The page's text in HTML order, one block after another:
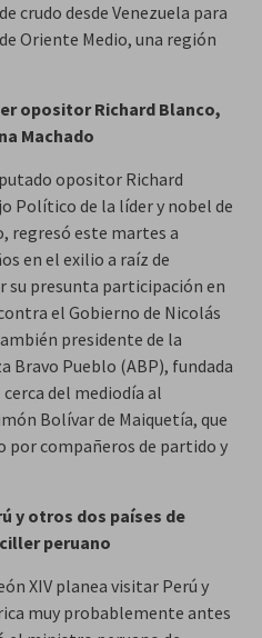
crudo desde Venezuela para
Oriente Medio, una región
opositor Richard Blanco,
Machado
opositor Richard
Político de la líder y nobel de
regresó este martes a
en el exilio a raíz de
su presunta participación en
el Gobierno de Nicolás
presidente de la
Pueblo (ABP), fundada
del mediodía al
Bolívar de Maiquetía, que
por compañeros de partido y
y otros dos países de
peruano
XIV planea visitar Perú y
muy probablemente antes